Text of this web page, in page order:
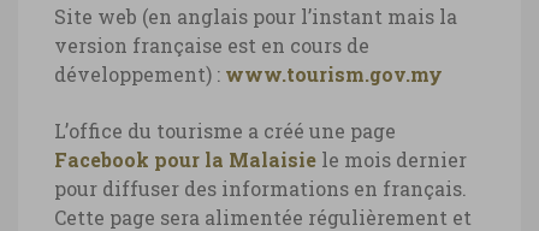
Site web (en anglais pour l’instant mais la
version française est en cours de
développement) : www.tourism.gov.my
L’office du tourisme a créé une page
Facebook pour la Malaisie le mois dernier
pour diffuser des informations en français.
Cette page sera alimentée régulièrement et